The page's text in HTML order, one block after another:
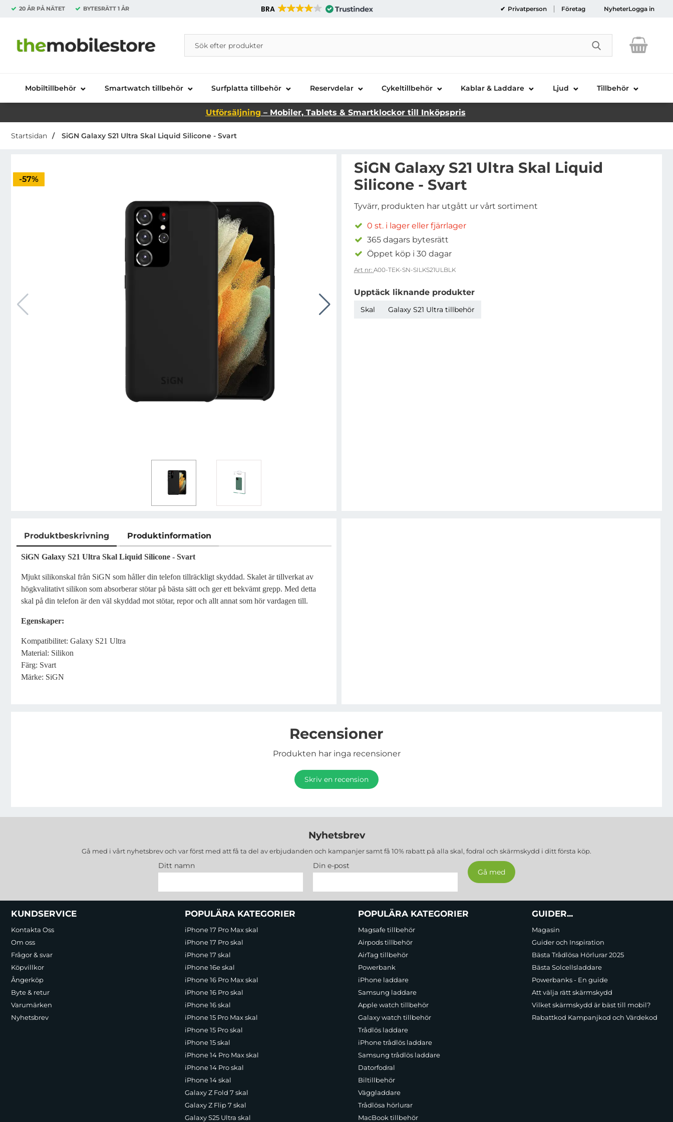
20 ÅR PÅ NÄTET BYTESRÄTT 1 ÅR BRA Privatperson Företag NyheterLogga in
Startsidan för Danira Telecom AB
Sök
Sök på Danira Telecom AB
Genomför
Mobiltillbehör Smartwatch tillbehör Surfplatta tillbehör Reservdelar Cykeltillbehör Kablar & Laddare Ljud Tillbehör
Utförsäljning – Mobiler, Tablets & Smartklockor till Inköpspris
Startsidan SiGN Galaxy S21 Ultra Skal Liquid Silicone - Svart
Priset är nedsatt med
-57%
SiGN Galaxy S21 Ultra Skal Liquid
Silicone - Svart
Tyvärr, produkten har utgått ur vårt sortiment
0 st. i lager eller fjärrlager
365 dagars bytesrätt
Öppet köp i 30 dagar
Art nr: A00-TEK-SN-SILKS21ULBLK
Upptäck liknande produkter
Skal Galaxy S21 Ultra tillbehör
Produktbeskrivning Produktinformation
Produktbeskrivning
SiGN Galaxy S21 Ultra Skal Liquid Silicone - Svart
Mjukt silikonskal från SiGN som håller din telefon tillräckligt skyddad. Skalet är tillverkat av
högkvalitativt silikon som absorberar stötar på bästa sätt och ger ett bekvämt grepp. Med detta
skal på din telefon är den väl skyddad mot stötar, repor och allt annat som hör vardagen till.
Egenskaper:
Kompatibilitet: Galaxy S21 Ultra
Material: Silikon
Färg: Svart
Märke: SiGN
Recensioner
Produkten har inga recensioner
Skriv en recension
Nyhetsbrev
Gå med i vårt nyhetsbrev och var först med att få ta del av erbjudanden och kampanjer samt få 10% rabatt på alla skal, fodral och skärmskydd i ditt första köp.
Ditt namn Din e-post
Sidfot Blandad info och länkar
KUNDSERVICE
Kontakta Oss
Om oss
Frågor & svar
Köpvillkor
Ångerköp
Byte & retur
Varumärken
Nyhetsbrev
POPULÄRA KATEGORIER
iPhone 17 Pro Max skal
iPhone 17 Pro skal
iPhone 17 skal
iPhone 16e skal
iPhone 16 Pro Max skal
iPhone 16 Pro skal
iPhone 16 skal
iPhone 15 Pro Max skal
iPhone 15 Pro skal
iPhone 15 skal
iPhone 14 Pro Max skal
iPhone 14 Pro skal
iPhone 14 skal
Galaxy Z Fold 7 skal
Galaxy Z Flip 7 skal
Galaxy S25 Ultra skal
POPULÄRA KATEGORIER
Magsafe tillbehör
Airpods tillbehör
AirTag tillbehör
Powerbank
iPhone laddare
Samsung laddare
Apple watch tillbehör
Galaxy watch tillbehör
Trådlös laddare
iPhone trådlös laddare
Samsung trådlös laddare
Datorfodral
Biltillbehör
Väggladdare
Trådlösa hörlurar
MacBook tillbehör
GUIDER...
Magasin
Guider och Inspiration
Bästa Trådlösa Hörlurar 2025
Bästa Solcellsladdare
Powerbanks - En guide
Att välja rätt skärmskydd
Vilket skärmskydd är bäst till mobil?
Rabattkod Kampanjkod och Värdekod